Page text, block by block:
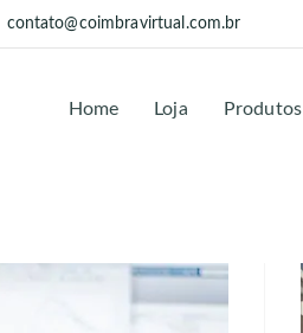
contato@coimbravirtual.com.br
Home Loja Produtos